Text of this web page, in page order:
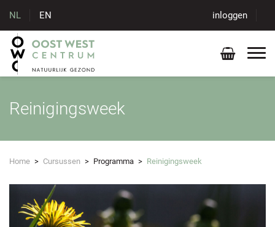
NL EN inloggen
Reinigingsweek
Home > Cursussen > Programma > Reinigingsweek